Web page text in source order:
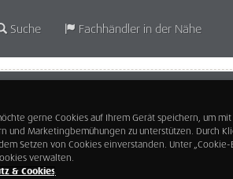
Suche Fachhändler in der Nähe
Rütiweg 13
4133
Pratteln
gerne Cookies auf Ihrem Gerät speichern, um
und Marketingbemühungen zu unterstützen. Durch
Setzen von Cookies einverstanden. Unter
verwalten.
& Cookies